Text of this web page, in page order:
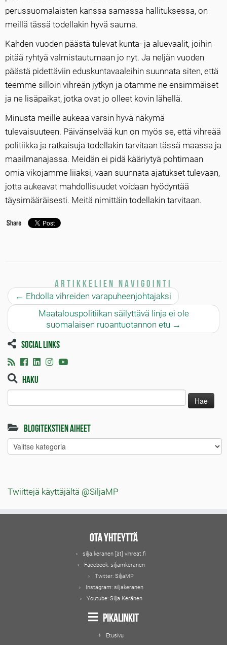
perussuomalaisten kanssa samassa hallituksessa, on
meillä tässä todellakin hyvä sauma.
Kahden vuoden päästä tulevat kunta- ja aluevaalit, joihin
pitää ryhtyä valmistautumaan jo nyt. Ja neljän vuoden
päästä pidettäviin eduskuntavaaleihin suunnata siten, että
teemme silloin vihreän jytkyn ja otamme ne ensimmäiset
ja ne lisäpaikat, jotka ovat jo olleet kovin lähellä.
Minusta meille aukeaa varsin hyvä näkymä
tulevaisuuteen. Päivänselvää kun on myös se, että vihreää
politiikka ja ratkaisuja todellakin tarvitaan tässä maassa ja
maailmanajassa. Meidän ei pidä kääriytyä pohtimaan
omia vikojamme liiaksi, vaan suunnata ajatukset tulevaan,
jotta aukeavat mahdollisuudet voidaan hyödyntää
täysimääräisesti. Meitä nimittäin todellakin tarvitaan.
Artikkelien navigointi
← Ehdolla vihreiden varapuheenjohtajaksi
Maatalouspolitiikan säilyttävä linja ei ole
suomalaisen ruoantuotannon etu →
Social links
Haku
Blogitekstien aiheet
Blogitekstien
aiheet
Twiittejä käyttäjältä @SiljaMP
Ota yhteyttä
silja.keranen [ät] vihreat.fi
Facebook: siljamkeranen
Twitter: SiljaMP
Instagram: siljakeranen
Youtube: Silja Keränen
Pikalinkit
Etusivu